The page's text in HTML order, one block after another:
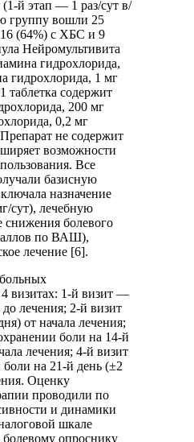
й этап — 1 раз/сут в/
группу вошли 25
(64%) с ХБС и 9
Нейромультивита
гидрохлорида,
гидрохлорида, 1 мг
таблетка содержит
200 мг
0,2 мг
не содержит
возможности
Все
базисную
назначение
сут), лечебную
снижения болевого
по ВАШ),
лечение [6].
4 визитах: 1-й визит —
лечения; 2-й визит
от начала лечения;
боли на 14-й
лечения; 4-й визит
на 21-й день (±2
Оценку
проводили по
и динамики
шкале
опроснику